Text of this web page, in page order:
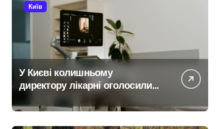
Київ
У Києві колишньому
директору лікарні оголосили
підозру через завищену ціну
на УЗД на 6 млн грн